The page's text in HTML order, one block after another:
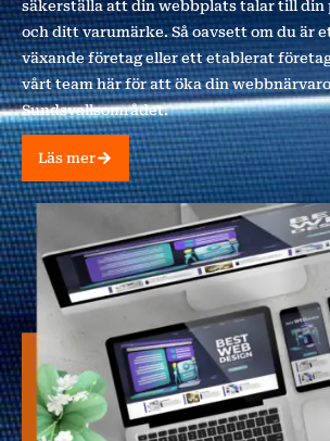
säkerställa att din webbplats talar till din
och ditt varumärke. Så oavsett om du är
växande företag eller ett etablerat
vårt team här för att öka din
Sundsvallsområdet.
Läs mer